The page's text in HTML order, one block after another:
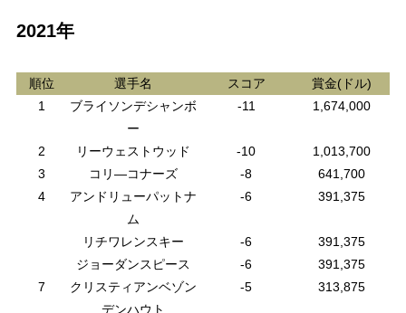
2021年
順位 選手名 スコア
賞金(ドル)
1
ブライソンデシャンボ
ー
-11 1,674,000
2 リーウェストウッド -10
1,013,700
3
コリ―コナーズ -8
641,700
4
アンドリューパットナ
ム
-6 391,375
リチワレンスキー -6
391,375
ジョーダンスピース
-6
391,375
7
クリスティアンベゾン
デンハウト
-5 313,875